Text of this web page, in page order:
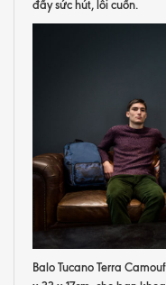
đầy sức hút, lôi cuốn.
Balo Tucano Terra